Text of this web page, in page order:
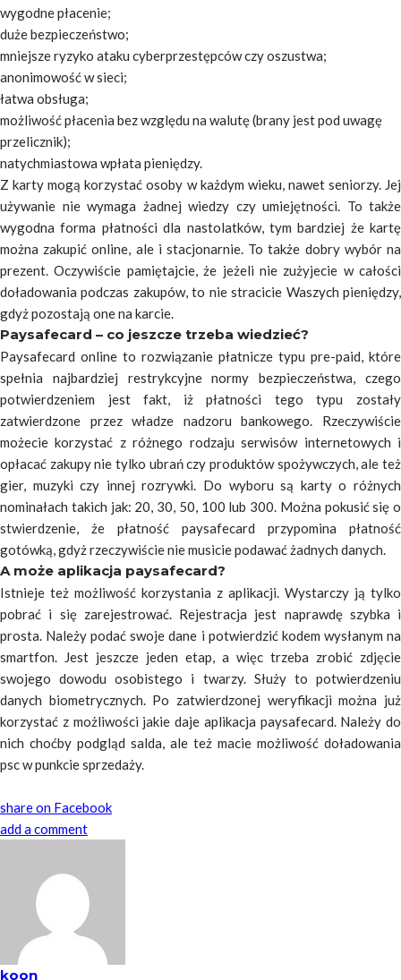
wygodne płacenie;
duże bezpieczeństwo;
mniejsze ryzyko ataku cyberprzestępców czy oszustwa;
anonimowość w sieci;
łatwa obsługa;
możliwość płacenia bez względu na walutę (brany jest pod uwagę
przelicznik);
natychmiastowa wpłata pieniędzy.
Z karty mogą korzystać osoby w każdym wieku, nawet seniorzy. Jej
używanie nie wymaga żadnej wiedzy czy umiejętności. To także
wygodna forma płatności dla nastolatków, tym bardziej że kartę
można zakupić online, ale i stacjonarnie. To także dobry wybór na
prezent. Oczywiście pamiętajcie, że jeżeli nie zużyjecie w całości
doładowania podczas zakupów, to nie stracicie Waszych pieniędzy,
gdyż pozostają one na karcie.
Paysafecard – co jeszcze trzeba wiedzieć?
Paysafecard online to rozwiązanie płatnicze typu pre-paid, które
spełnia najbardziej restrykcyjne normy bezpieczeństwa, czego
potwierdzeniem jest fakt, iż płatności tego typu zostały
zatwierdzone przez władze nadzoru bankowego. Rzeczywiście
możecie korzystać z różnego rodzaju serwisów internetowych i
opłacać zakupy nie tylko ubrań czy produktów spożywczych, ale też
gier, muzyki czy innej rozrywki. Do wyboru są karty o różnych
nominałach takich jak: 20, 30, 50, 100 lub 300. Można pokusić się o
stwierdzenie, że płatność paysafecard przypomina płatność
gotówką, gdyż rzeczywiście nie musicie podawać żadnych danych.
A może aplikacja paysafecard?
Istnieje też możliwość korzystania z aplikacji. Wystarczy ją tylko
pobrać i się zarejestrować. Rejestracja jest naprawdę szybka i
prosta. Należy podać swoje dane i potwierdzić kodem wysłanym na
smartfon. Jest jeszcze jeden etap, a więc trzeba zrobić zdjęcie
swojego dowodu osobistego i twarzy. Służy to potwierdzeniu
danych biometrycznych. Po zatwierdzonej weryfikacji można już
korzystać z możliwości jakie daje aplikacja paysafecard. Należy do
nich choćby podgląd salda, ale też macie możliwość doładowania
psc w punkcie sprzedaży.
share on Facebook
add a comment
koon